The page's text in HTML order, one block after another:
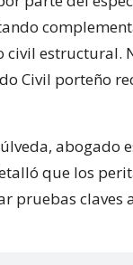
presentada
Vivienda buscó
civil,
civil estructural.
Civil porteño